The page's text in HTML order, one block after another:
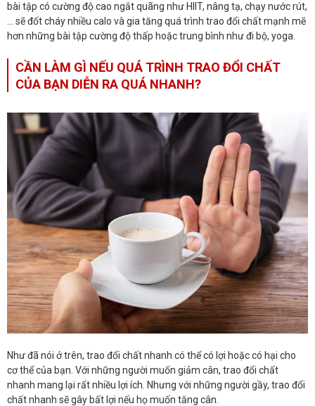
bài tập có cường độ cao ngắt quãng như HIIT, nâng tạ, chạy nước rút,
… sẽ đốt cháy nhiều calo và gia tăng quá trình trao đổi chất mạnh mẽ
hơn những bài tập cường độ thấp hoặc trung bình như đi bộ, yoga.
CẦN LÀM GÌ NẾU QUÁ TRÌNH TRAO ĐỔI CHẤT
CỦA BẠN DIỄN RA QUÁ NHANH?
Như đã nói ở trên, trao đổi chất nhanh có thể có lợi hoặc có hại cho
cơ thể của bạn. Với những người muốn giảm cân, trao đổi chất
nhanh mang lại rất nhiều lợi ích. Nhưng với những người gầy, trao đổi
chất nhanh sẽ gây bất lợi nếu họ muốn tăng cân.